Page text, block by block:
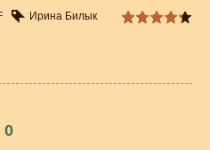
Ирина Билык
0